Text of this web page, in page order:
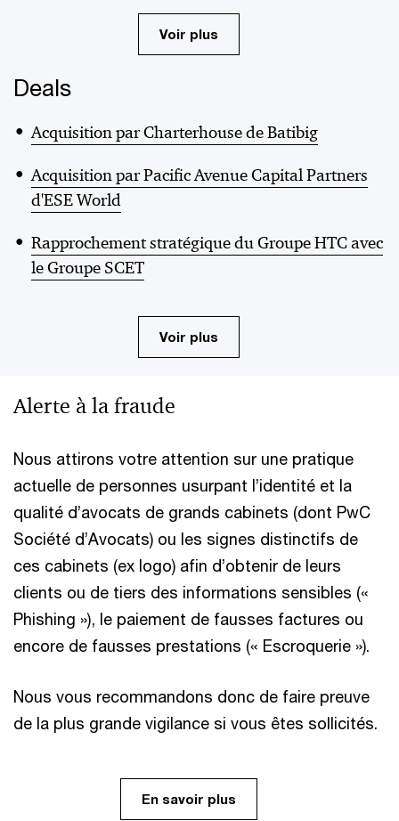
Voir plus
Deals
Acquisition par Charterhouse de Batibig
Acquisition par Pacific Avenue Capital Partners
d'ESE World
Rapprochement stratégique du Groupe HTC avec
le Groupe SCET
Voir plus
Alerte à la fraude
Nous attirons votre attention sur une pratique
actuelle de personnes usurpant l’identité et la
qualité d’avocats de grands cabinets (dont PwC
Société d’Avocats) ou les signes distinctifs de
ces cabinets (ex logo) afin d’obtenir de leurs
clients ou de tiers des informations sensibles («
Phishing »), le paiement de fausses factures ou
encore de fausses prestations (« Escroquerie »).
Nous vous recommandons donc de faire preuve
de la plus grande vigilance si vous êtes sollicités.
En savoir plus